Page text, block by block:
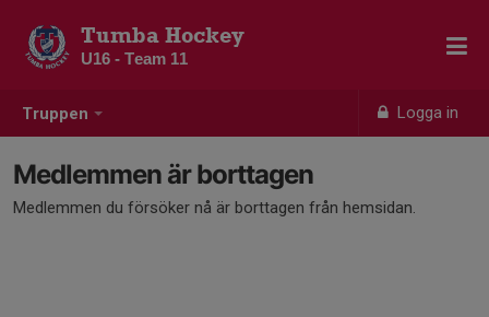
Truppen Logga in
Tumba Hockey
U16 - Team 11
Medlemmen är borttagen
Medlemmen du försöker nå är borttagen från hemsidan.